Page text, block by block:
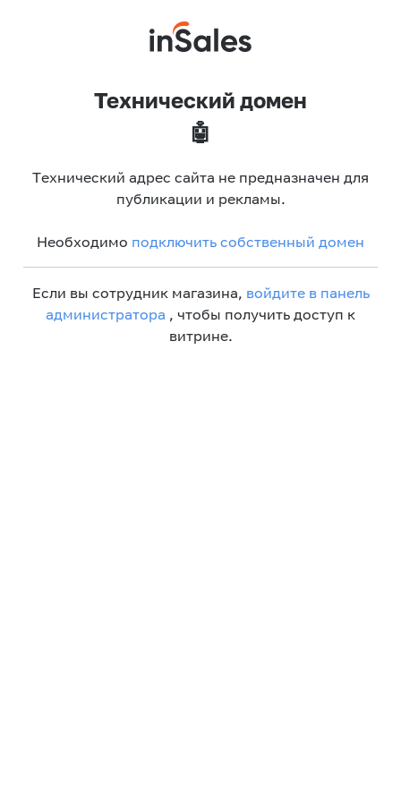
Технический домен
🤖
Технический адрес сайта не предназначен для
публикации и рекламы.
Необходимо подключить собственный домен
Если вы сотрудник магазина, войдите в панель
администратора , чтобы получить доступ к
витрине.